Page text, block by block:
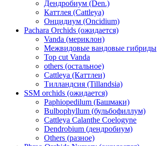
Дендробиум (Den.)
Каттлея (Cattleya)
Онцидиум (Oncidium)
Pachara Orchids (ожидается)
Vanda (мериклон)
Межвидовые вандовые гибриды
Top cut Vanda
others (остальное)
Cattleya (Каттлеи)
Тилландсия (Tillandsia)
SSM orchids (ожидается)
Paphiopedilum (Башмаки)
Bulbophyllum (бульбофиллум)
Cattleya Calanthe Coelogyne
Dendrobium (дендробиум)
Others (разное)